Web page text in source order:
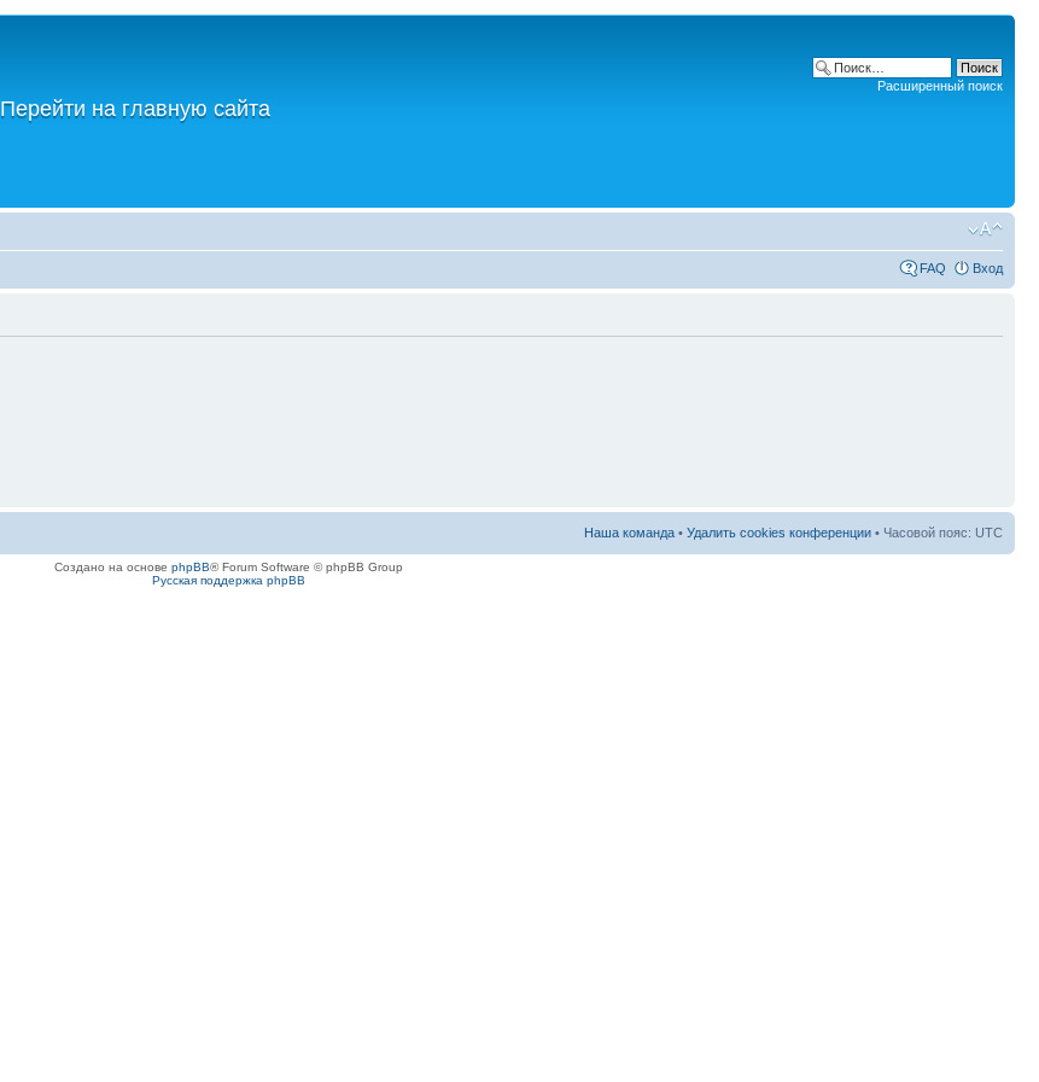
Перейти на главную сайта
Расширенный поиск
FAQ Вход
Наша команда • Удалить cookies конференции • Часовой пояс: UTC
Создано на основе phpBB® Forum Software © phpBB Group
Русская поддержка phpBB